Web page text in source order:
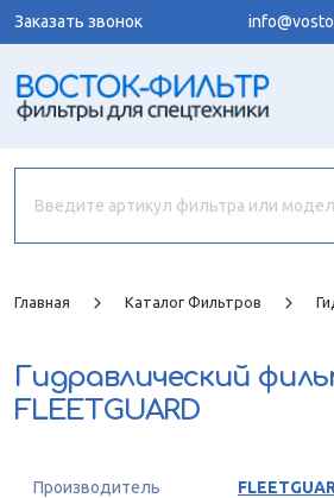
Заказать звонок
Главная Каталог Фильтров
Гидравлический
FLEETGUARD
Производитель